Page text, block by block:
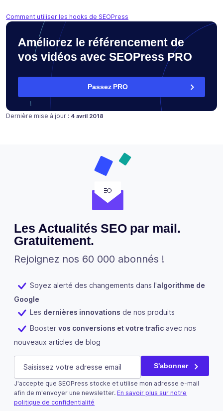
Comment utiliser les hooks de SEOPress
Améliorez le référencement de
vos vidéos avec SEOPress PRO
Passez PRO
Dernière mise à jour : Publié le
4 avril 2018
Les Actualités SEO par mail.
Gratuitement.
Rejoignez nos 60 000 abonnés !
Soyez alerté des changements dans l'algorithme de
Google
Les dernières innovations de nos produits
Booster vos conversions et votre trafic avec nos
nouveaux articles de blog
Company
Ce champ n’est utilisé qu’à des fins de validation et
E-mail (Nécessaire) S'abonner
J'accepte que SEOPress stocke et utilise mon adresse e-mail
afin de m'envoyer une newsletter. En savoir plus sur notre
politique de confidentialité